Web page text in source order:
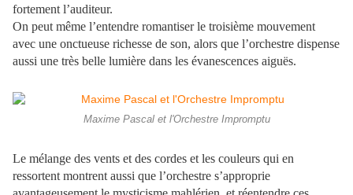
fortement l’auditeur.
On peut même l’entendre romantiser le troisième mouvement
avec une onctueuse richesse de son, alors que l’orchestre dispense
aussi une très belle lumière dans les évanescences aiguës.
Maxime Pascal et l'Orchestre Impromptu
Le mélange des vents et des cordes et les couleurs qui en
ressortent montrent aussi que l’orchestre s’approprie